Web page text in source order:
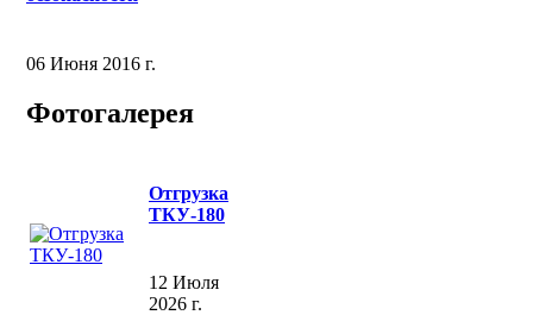
06 Июня 2016 г.
Фотогалерея
Отгрузка
ТКУ-180
12 Июля
2026 г.